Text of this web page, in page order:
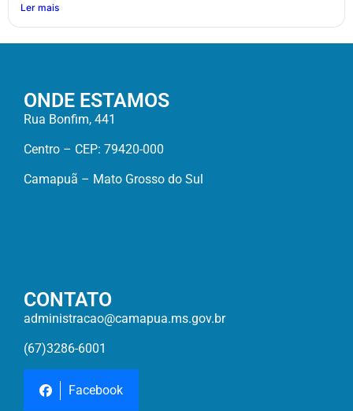
Ler mais
ONDE ESTAMOS
Rua Bonfim, 441
Centro – CEP: 79420-000
Camapuã – Mato Grosso do Sul
CONTATO
administracao@camapua.ms.gov.br
(67)3286-6001
Facebook